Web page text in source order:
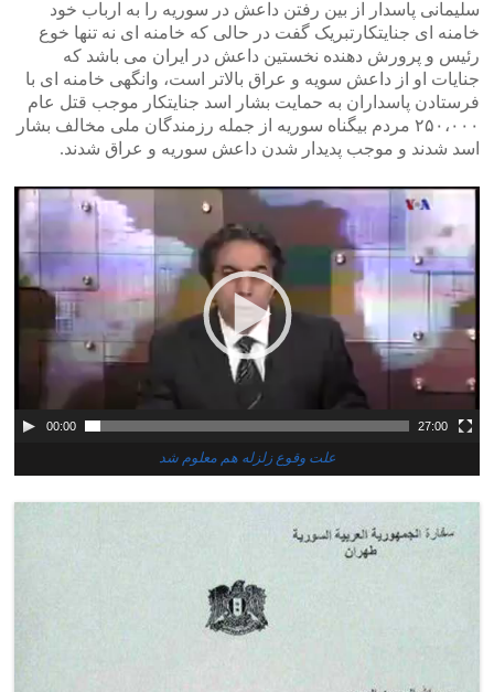
سلیمانی پاسدار از بین رفتن داعش در سوریه را به ارباب خود
خامنه ای جنایتکارتبریک گفت در حالی که خامنه ای نه تنها خوع
رئیس و پرورش دهنده نخستین داعش در ایران می باشد که
جنایات او از داعش سویه و عراق بالاتر است، وانگهی خامنه ای با
فرستادن پاسداران به حمایت بشار اسد جنایتکار موجب قتل عام
۲۵۰،۰۰۰ مردم بیگناه سوریه از جمله رزمندگان ملی مخالف بشار
اسد شدند و موجب پدیدار شدن داعش سوریه و عراق شدند.
00:00 27:00
علت وقوع زلزله هم معلوم شد